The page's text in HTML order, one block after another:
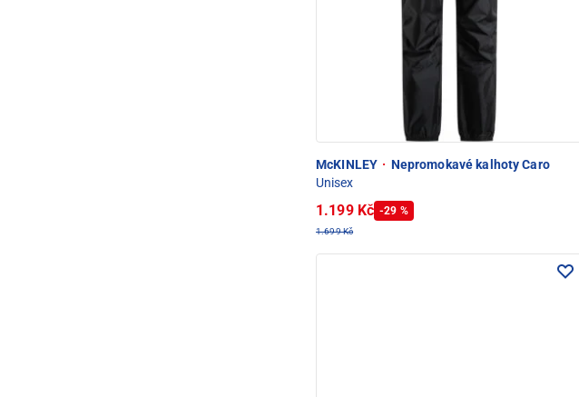
McKINLEY · Nepromokavé kalhoty Caro
Unisex
1.199 Kč -29 %
1.699 Kč